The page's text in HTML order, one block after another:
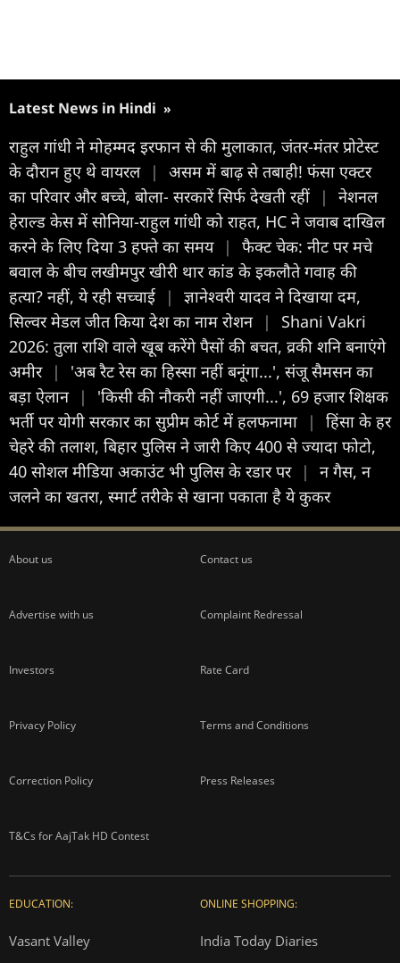
Latest News in Hindi »
राहुल गांधी ने मोहम्मद इरफान से की मुलाकात, जंतर-मंतर प्रोटेस्ट
के दौरान हुए थे वायरल |
असम में बाढ़ से तबाही! फंसा एक्टर
का परिवार और बच्चे, बोला- सरकारें सिर्फ देखती रहीं
|
नेशनल
हेराल्ड केस में सोनिया-राहुल गांधी को राहत, HC ने जवाब दाखिल
करने के लिए दिया 3 हफ्ते का समय |
फैक्ट चेक: नीट पर मचे
बवाल के बीच लखीमपुर खीरी थार कांड के इकलौते गवाह की
हत्या? नहीं, ये रही सच्चाई
|
ज्ञानेश्वरी यादव ने दिखाया दम,
सिल्वर मेडल जीत किया देश का नाम रोशन |
Shani Vakri
2026: तुला राशि वाले खूब करेंगे पैसों की बचत, व्रकी शनि बनाएंगे
अमीर |
'अब रैट रेस का हिस्सा नहीं बनूंगा...', संजू सैमसन का
बड़ा ऐलान |
'किसी की नौकरी नहीं जाएगी...', 69 हजार शिक्षक
भर्ती पर योगी सरकार का सुप्रीम कोर्ट में हलफनामा
|
हिंसा के हर
चेहरे की तलाश, बिहार पुलिस ने जारी किए 400 से ज्यादा फोटो,
40 सोशल मीडिया अकाउंट भी पुलिस के रडार पर |
न गैस, न
जलने का खतरा, स्मार्ट तरीके से खाना पकाता है ये कुकर
About us Contact us
Advertise with us Complaint Redressal
Investors Rate Card
Privacy Policy Terms and Conditions
Correction Policy Press Releases
T&Cs for AajTak HD Contest
EDUCATION:
Vasant Valley
ONLINE SHOPPING:
India Today Diaries